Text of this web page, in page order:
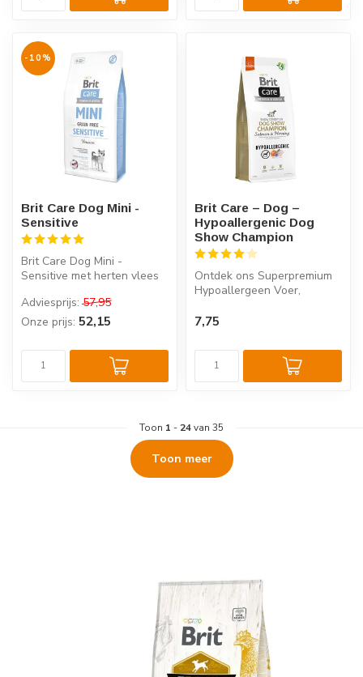
-10%
Brit Care Dog Mini -
Sensitive
Brit Care Dog Mini -
Sensitive met herten vlees
hypoallerge...
Adviesprijs: 57,95
Onze prijs: 52,15
Brit Care – Dog –
Hypoallergenic Dog
Show Champion
Ontdek ons Superpremium
Hypoallergeen Voer,
Rijk aan O...
7,75
Toon 1 - 24van 35
Toon meer